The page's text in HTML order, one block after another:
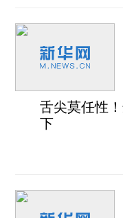
舌尖莫任性
下